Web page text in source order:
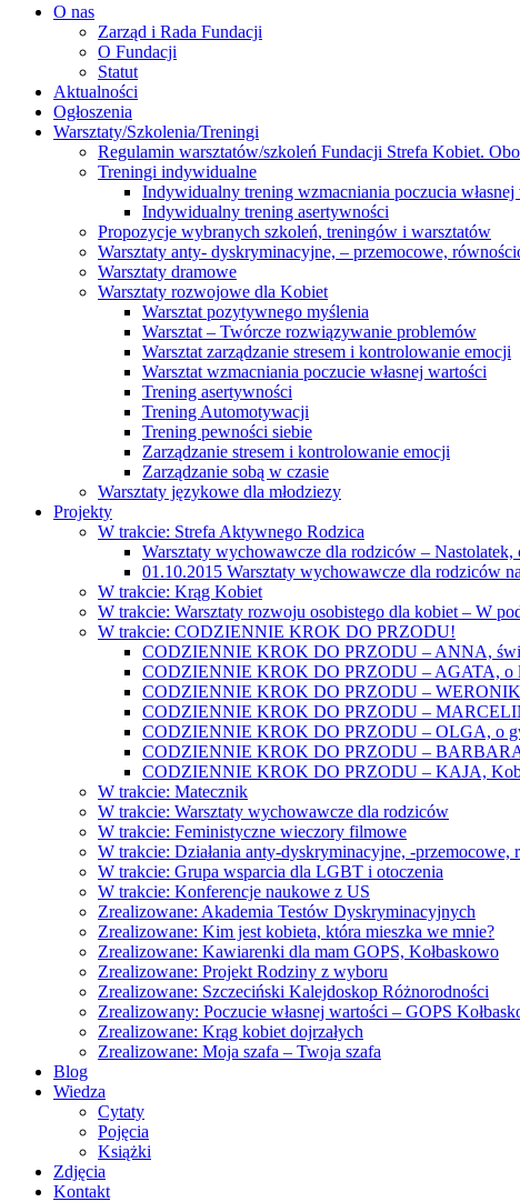
O nas
Zarząd i Rada Fundacji
O Fundacji
Statut
Aktualności
Ogłoszenia
Warsztaty/Szkolenia/Treningi
Regulamin warsztatów/szkoleń Fundacji Strefa Kobiet.
Treningi indywidualne
Indywidualny trening wzmacniania poczucia własnej
Indywidualny trening asertywności
Propozycje wybranych szkoleń, treningów i warsztatów
Warsztaty anty- dyskryminacyjne, – przemocowe,
Warsztaty dramowe
Warsztaty rozwojowe dla Kobiet
Warsztat pozytywnego myślenia
Warsztat – Twórcze rozwiązywanie problemów
Warsztat zarządzanie stresem i kontrolowanie emocji
Warsztat wzmacniania poczucie własnej wartości
Trening asertywności
Trening Automotywacji
Trening pewności siebie
Zarządzanie stresem i kontrolowanie emocji
Zarządzanie sobą w czasie
Warsztaty językowe dla młodziezy
Projekty
W trakcie: Strefa Aktywnego Rodzica
Warsztaty wychowawcze dla rodziców – Nastolatek,
01.10.2015 Warsztaty wychowawcze dla rodziców
W trakcie: Krąg Kobiet
W trakcie: Warsztaty rozwoju osobistego dla kobiet – W
W trakcie: CODZIENNIE KROK DO PRZODU!
CODZIENNIE KROK DO PRZODU – ANNA,
CODZIENNIE KROK DO PRZODU – AGATA, o
CODZIENNIE KROK DO PRZODU –
CODZIENNIE KROK DO PRZODU –
CODZIENNIE KROK DO PRZODU – OLGA, o
CODZIENNIE KROK DO PRZODU – BARBARA,
CODZIENNIE KROK DO PRZODU – KAJA,
W trakcie: Matecznik
W trakcie: Warsztaty wychowawcze dla rodziców
W trakcie: Feministyczne wieczory filmowe
W trakcie: Działania anty-dyskryminacyjne, -przemocowe,
W trakcie: Grupa wsparcia dla LGBT i otoczenia
W trakcie: Konferencje naukowe z US
Zrealizowane: Akademia Testów Dyskryminacyjnych
Zrealizowane: Kim jest kobieta, która mieszka we mnie?
Zrealizowane: Kawiarenki dla mam GOPS, Kołbaskowo
Zrealizowane: Projekt Rodziny z wyboru
Zrealizowane: Szczeciński Kalejdoskop Różnorodności
Zrealizowany: Poczucie własnej wartości – GOPS
Zrealizowane: Krąg kobiet dojrzałych
Zrealizowane: Moja szafa – Twoja szafa
Blog
Wiedza
Cytaty
Pojęcia
Książki
Zdjęcia
Kontakt